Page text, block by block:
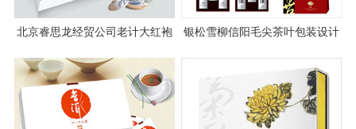
北京睿思龙经贸公司老计大红袍
银松雪柳信阳毛尖茶叶包装设计